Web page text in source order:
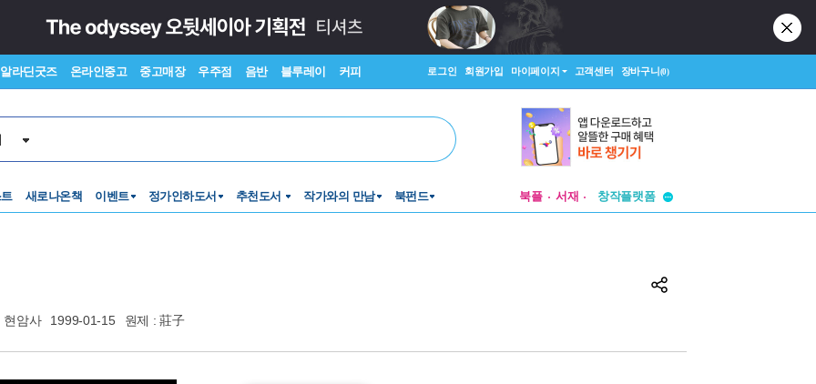
알라딘굿즈 온라인중고 중고매장 우주점 음반 블루레이 커피 로그인 회원가입 마이페이지 고객센터 장바구니(0)
새로나온책 이벤트 정가인하도서 추천도서 작가와의 만남 북펀드 북플 서재
창작플랫폼
현암사 1999-01-15 원제 : 莊子